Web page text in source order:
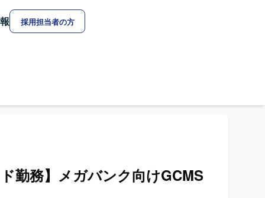
採用担当者の方
勤務】メガバンク向けGCMS